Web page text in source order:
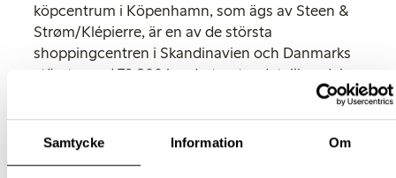
Samtycke Information Om
köpcentrum i Köpenhamn, som ägs av Steen &
Strøm/Klépierre, är en av de största
shoppingcentren i Skandinavien och Danmarks
största med 79 300 kvadratmeter detaljhandel
under ett tak och 8,7 miljoner besökare per år.
det starka modevarumärket Lindex öppna butik i